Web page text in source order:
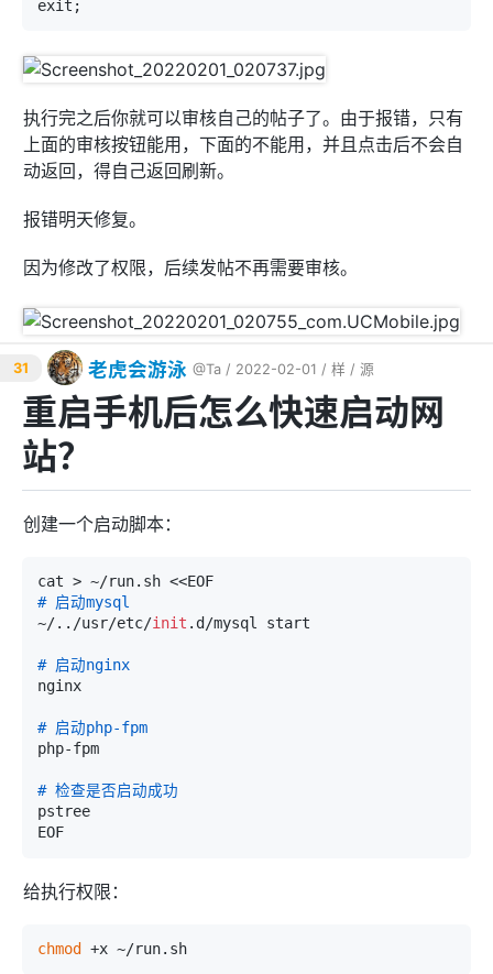
执行完之后你就可以审核自己的帖子了。由于报错，只有
上面的审核按钮能用，下面的不能用，并且点击后不会自
动返回，得自己返回刷新。
报错明天修复。
因为修改了权限，后续发帖不再需要审核。
31 老虎会游泳 @Ta / 2022-02-01 / 样 / 源
重启手机后怎么快速启动网
站？
创建一个启动脚本：
cat > ~/run.sh <<EOF
# 启动mysql
~/../usr/etc/init .d/mysql start
# 启动nginx
nginx
# 启动php-fpm
php-fpm
# 检查是否启动成功
pstree
EOF
给执行权限：
chmod +x ~/run.sh